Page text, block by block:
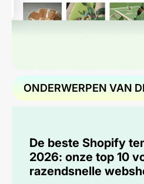
ONDERWERPEN VAN
webshop
2. Hoe we de beste
hebben geselecteerd
De beste Shopify
2026: onze top 10
razendsnelle